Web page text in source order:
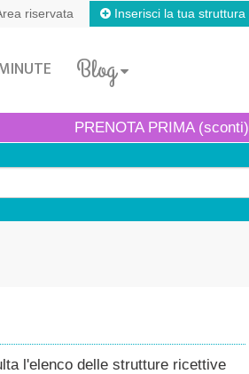
riservata Inserisci la tua struttura
Blog
PRENOTAPRIMA (sconti)
l'elenco delle strutture ricettive